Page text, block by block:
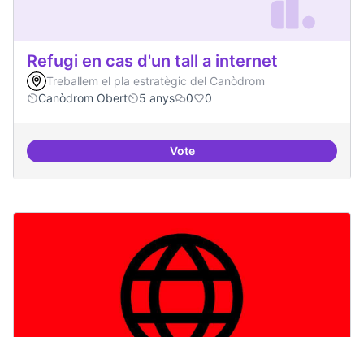
Refugi en cas d'un tall a internet
Treballem el pla estratègic del Canòdrom
Canòdrom Obert
5 anys 0 0
VoteRefugi en cas d'un tall a internet